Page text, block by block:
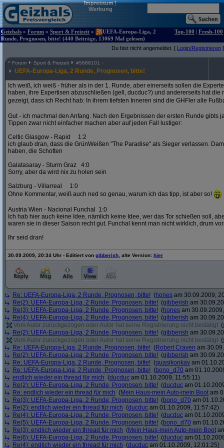
Impressum|
Werbung
Geizhals » Forum » Sport & Freizeit »
UEFA-Europa-Liga, 2
Runde, Prognosen, bitte! (440 Beiträge, 13069 Mal gelesen)
Top-100 | Fresh-100
Du bist nicht angemeldet. [ Login/Registrieren ]
^ Forum Sport & Freizeit #5686101
UEFA-Europa-Liga, 2 Runde, Prognosen, bitte!
Ich weiß, ich weiß - früher als in der 1. Runde, aber einerseits sollen die
haben, ihre Expertisen abzuschließen (gell, ducduc?) und andererseits hat die
gezeigt, dass ich Recht hab: In ihrem tiefsten Inneren sind die GHFler alle
Gut - ich machmal den Anfang. Nach den Ergebnissen der ersten Runde gibts
Tippen zwar nicht einfacher machen aber auf jeden Fall lustiger:
Celtic Glasgow - Rapid 1:2
ich glaub dran, dass die GrünWeißen "The Paradise" als Sieger verlassen.
haben, die Schotten
Galatasaray - Sturm Graz 4:0
Sorry, aber da wird nix zu holen sein
Salzburg - Villarreal 1:0
Ohne Kommentar, weiß auch ned so genau, warum ich das tipp, ist aber so!
Austria Wien - Nacional Funchal 1:0
Ich hab hier auch keine Idee, nämlich keine Idee, wer das Tor schießen soll,
waren sie in dieser Saison recht gut. Funchal kennt man nicht wirklich, drum
Ihr seid dran!
30.09.2009, 20:34 Uhr - Editiert von gibberish , alte Version: hier
Re: UEFA-Europa-Liga, 2 Runde, Prognosen, bitte! (hones am 30.09.2009,
Re(2): UEFA-Europa-Liga, 2 Runde, Prognosen, bitte! (gibberish am
Re(3): UEFA-Europa-Liga, 2 Runde, Prognosen, bitte! (hones am
Re(4): UEFA-Europa-Liga, 2 Runde, Prognosen, bitte! (gibberish am
Vom Autor zurückgezogen oder Autor hat seine Registrierung nicht bestätigt (
Re(2): UEFA-Europa-Liga, 2 Runde, Prognosen, bitte! (gibberish am
Vom Autor zurückgezogen oder Autor hat seine Registrierung nicht bestätigt (
Re: UEFA-Europa-Liga, 2 Runde, Prognosen, bitte! (Robert Craven am
Re(2): UEFA-Europa-Liga, 2 Runde, Prognosen, bitte! (gibberish am
Re: UEFA-Europa-Liga, 2 Runde, Prognosen, bitte! (quasikonkav am
Re: UEFA-Europa-Liga, 2 Runde, Prognosen, bitte! (bono_d70 am
endlich wieder ein thread für mich (ducduc am 01.10.2009, 11:55:11)
Re(2): UEFA-Europa-Liga, 2 Runde, Prognosen, bitte! (ducduc am
Re: endlich wieder ein thread für mich (Mein Haus-mein Auto-mein Boot am
Re(3): UEFA-Europa-Liga, 2 Runde, Prognosen, bitte! (bono_d70 am
Re(2): endlich wieder ein thread für mich (ducduc am 01.10.2009, 11:57:42)
Re(4): UEFA-Europa-Liga, 2 Runde, Prognosen, bitte! (ducduc am
Re(5): UEFA-Europa-Liga, 2 Runde, Prognosen, bitte! (bono_d70 am
Re(3): endlich wieder ein thread für mich (Mein Haus-mein Auto-mein Boot
Re(6): UEFA-Europa-Liga, 2 Runde, Prognosen, bitte! (ducduc am
Re(4): endlich wieder ein thread für mich (ducduc am 01.10.2009, 12:01:25)